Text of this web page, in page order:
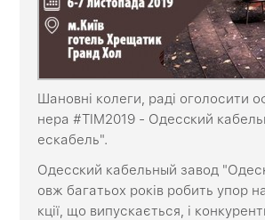
Шановні колеги, раді оголосити
нера #TIM2019 - Одесcкий
ескабель".
Одесcкий кабельный завод
овж багатьох років робить упор
кції, що випускається, і